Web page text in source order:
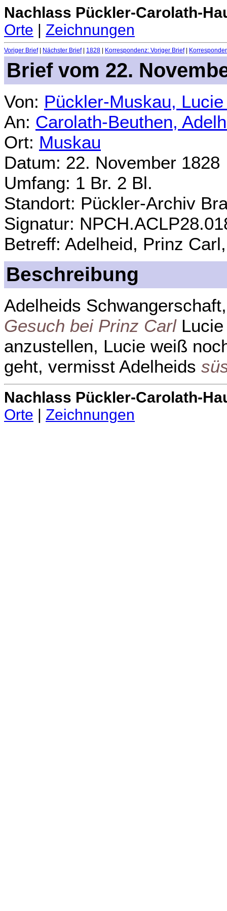
Nachlass Pückler-Carolath-
Orte | Zeichnungen
Voriger Brief| Nächster Brief| 1828 Korrespondenz: Voriger Brief|
Brief vom 22.
Von: Pückler-Muskau,
An: Carolath-Beuthen,
Ort: Muskau
Datum: 22. November 1828
Umfang: 1 Br. 2 Bl.
Standort: Pückler-Archiv
Signatur:
Betreff: Adelheid, Prinz
Beschreibung
Adelheids
Gesuch bei Prinz CarlLucie
anzustellen, Lucie weiß
geht, vermisst Adelheids
Nachlass Pückler-Carolath-
Orte | Zeichnungen